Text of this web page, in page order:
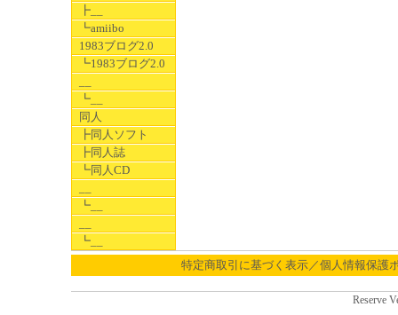
┣__
┗amiibo
1983ブログ2.0
┗1983ブログ2.0
┗__
同人
┣同人ソフト
┣同人誌
┗同人CD
┗__
┗__
特定商取引に基づく表示／個人情報保護
Reserve